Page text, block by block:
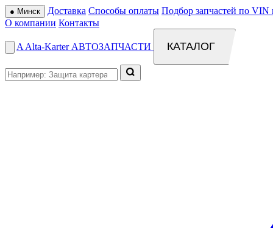
● Минск Доставка Способы оплаты Подбор запчастей по VIN
О компании Контакты
A Alta-Karter АВТОЗАПЧАСТИ КАТАЛОГ